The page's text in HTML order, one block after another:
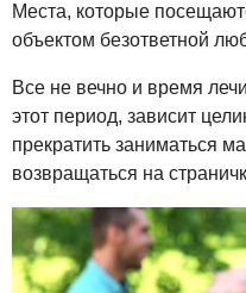
Места, которые
объектом безответной
Все не вечно и время
этот период, зависит
прекратить заниматься
возвращаться на